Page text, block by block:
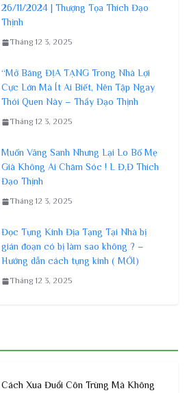
26/11/2024 | Thượng Tọa Thích Đạo
Thịnh
Tháng 12 3, 2025
“Mở Băng ĐỊA TẠNG Trong Nhà Lợi
Cực Lớn Mà Ít Ai Biết, Nên Tập Ngay
Thói Quen Này – Thầy Đạo Thịnh
Tháng 12 3, 2025
Muốn Vãng Sanh Nhưng Lại Lo Bố Mẹ
Già Không Ai Chăm Sóc ! L Đ,Đ Thích
Đạo Thịnh
Tháng 12 3, 2025
Đọc Tụng Kinh Địa Tạng Tại Nhà bị
gián đoạn có bị làm sao không ? –
Hướng dẫn cách tụng kinh ( MỚI)
Tháng 12 3, 2025
Cách Xua Đuổi Côn Trùng Mà Không